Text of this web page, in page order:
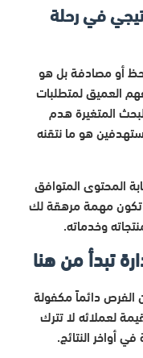
في رحلة
أو مصادفة بل هو
العميق لمتطلبات
المتغيرة هدم
هو ما نتقنه
المحتوى المتوافق
تكون مهمة مرهقة لك
وخدماته.
تبدأ من هنا
دائماً مكفولة
لعملائه لا تترك
أواخر النتائج.